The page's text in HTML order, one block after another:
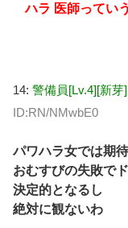
ハラ 医師ってい
14: 警備員[Lv.4][新芽]
ID:RN/NMwbE0
パワハラ女では期
おむすびの失敗で
決定的となるし
絶対に観ないわ